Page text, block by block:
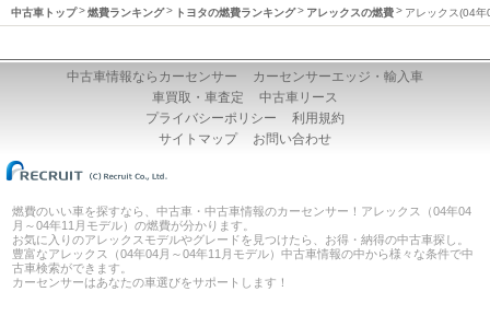
中古車トップ 燃費ランキング トヨタの燃費ランキング アレックスの燃費 アレックス(04
中古車情報ならカーセンサー
カーセンサーエッジ・輸入車
車買取・車査定
中古車リース
プライバシーポリシー
利用規約
サイトマップ
お問い合わせ
燃費のいい車を探すなら、中古車・中古車情報のカーセンサー！アレックス（04年04
月～04年11月モデル）の燃費が分かります。
お気に入りのアレックスモデルやグレードを見つけたら、お得・納得の中古車探し。
豊富なアレックス（04年04月～04年11月モデル）中古車情報の中から様々な条件で中
古車検索ができます。
カーセンサーはあなたの車選びをサポートします！